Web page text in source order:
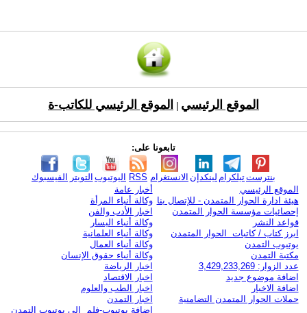
الموقع الرئيسي الموقع الرئيسي للكاتب-ة
تابعونا على:
الفيسبوك التويتر اليوتيوب RSS الانستغرام لينكدإن تيلكرامبنترست
الموقع الرئيسي
هيئة ادارة الحوار المتمدن - للإتصال بنا
إحصائيات مؤسسة الحوار المتمدن
قواعد النشر
ابرز كتاب / كاتبات الحوار المتمدن
يوتيوب التمدن
مكتبة التمدن
عدد الزوار: 3,429,233,269
اضافة موضوع جديد
اضافة الاخبار
حملات الحوار المتمدن التضامنية
أخبار عامة
وكالة أنباء المرأة
اخبار الأدب والفن
وكالة أنباء اليسار
وكالة أنباء العلمانية
وكالة أنباء العمال
وكالة أنباء حقوق الإنسان
اخبار الرياضة
اخبار الاقتصاد
اخبار الطب والعلوم
اخبار التمدن
إضافة يوتيوب-فلم إلى يوتيوب التمدن